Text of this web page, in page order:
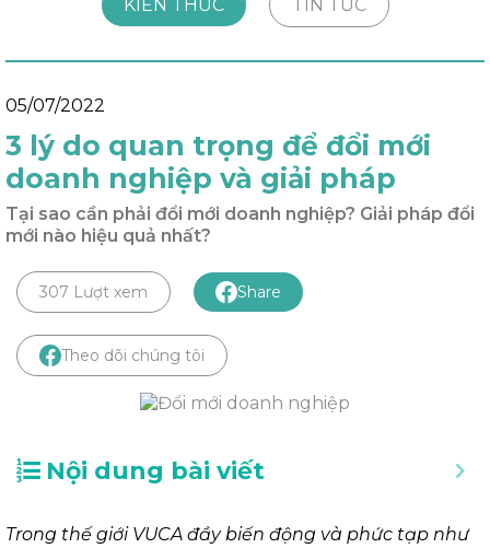
KIẾN THỨC TIN TỨC
05/07/2022
3 lý do quan trọng để đổi mới
doanh nghiệp và giải pháp
Tại sao cần phải đổi mới doanh nghiệp? Giải pháp đổi
mới nào hiệu quả nhất?
307 Lượt xem Share
Theo dõi chúng tôi
Nội dung bài viết
Trong thế giới VUCA đầy biến động và phức tạp như